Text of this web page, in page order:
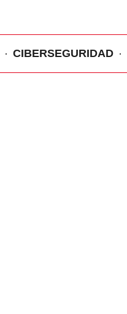
CIBERSEGURIDAD